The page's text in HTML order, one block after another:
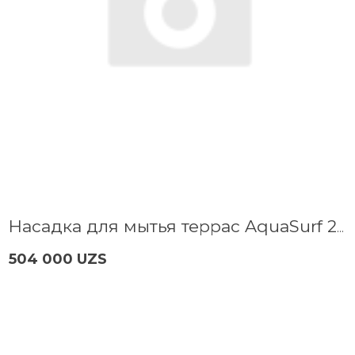
Насадка для мытья террас AquaSurf 280 Bosch F016800466
504 000 UZS